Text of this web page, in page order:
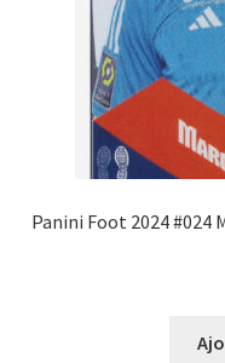
Panini Foot 2024 #024